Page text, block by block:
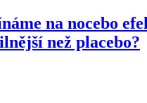
na nocebo
než placebo?